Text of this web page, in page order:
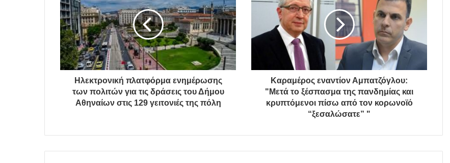
Ηλεκτρονική πλατφόρμα ενημέρωσης
των πολιτών για τις δράσεις του Δήμου
Αθηναίων στις 129 γειτονιές της πόλη
Καραμέρος εναντίον Αμπατζόγλου:
"Μετά το ξέσπασμα της πανδημίας και
κρυπτόμενοι πίσω από τον κορωνοϊό
“ξεσαλώσατε” "